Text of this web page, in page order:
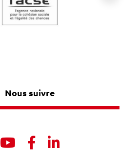
Nous suivre
YoutubeFacebook
Linkedin